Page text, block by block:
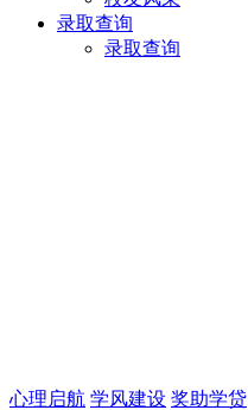
录取查询
录取查询
心理启航 学风建设 奖助学贷